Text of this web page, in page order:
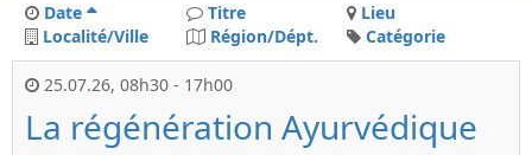
Date Titre
Lieu
Localité/Ville
Région/Dépt. Catégorie
25.07.26, 08h30 - 17h00
La régénération Ayurvédique